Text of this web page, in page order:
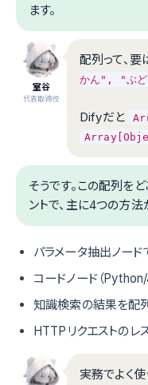
ます。
室谷
代表取締役
配列って、要
かん", "ぶど
Difyだと
そうです。この配列を
ントで、主に4つの方法
パラメータ抽出ノー
コードノード（
知識検索の結果を配
HTTPリクエストのレ
実務でよく